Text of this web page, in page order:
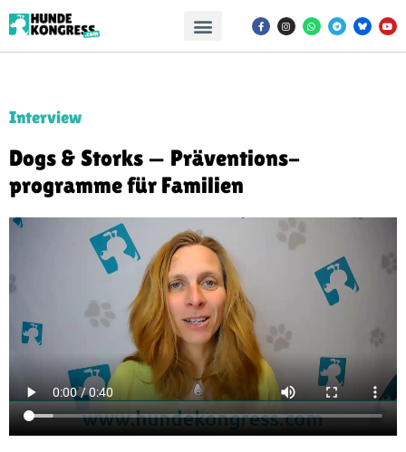
Interview
Dogs & Storks — Präventions­­
programme für Familien